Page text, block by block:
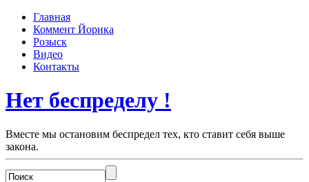
Главная
Коммент Йорика
Розыск
Видео
Контакты
Нет беспределу !
Вместе мы остановим беспредел тех, кто ставит себя выше
закона.